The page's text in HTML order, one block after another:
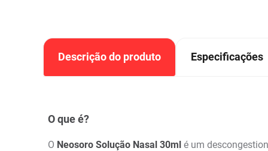
Descrição do produto Especificações
O que é?
O Neosoro Solução Nasal 30ml é um